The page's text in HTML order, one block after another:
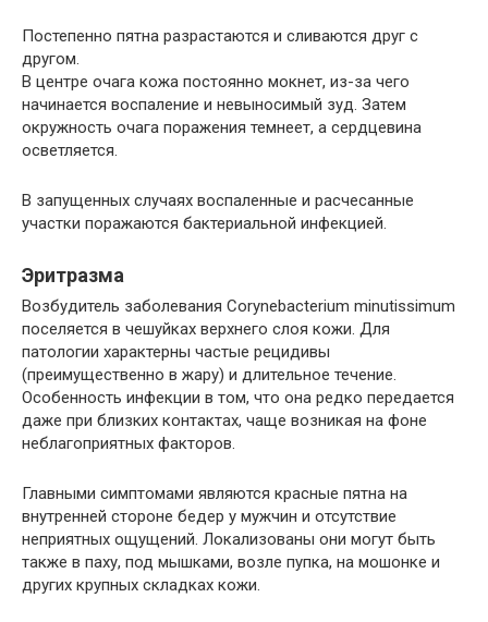
Постепенно пятна разрастаются и сливаются друг с
другом.
В центре очага кожа постоянно мокнет, из-за чего
начинается воспаление и невыносимый зуд. Затем
окружность очага поражения темнеет, а сердцевина
осветляется.
В запущенных случаях воспаленные и расчесанные
участки поражаются бактериальной инфекцией.
Эритразма
Возбудитель заболевания Corynebacterium minutissimum
поселяется в чешуйках верхнего слоя кожи. Для
патологии характерны частые рецидивы
(преимущественно в жару) и длительное течение.
Особенность инфекции в том, что она редко передается
даже при близких контактах, чаще возникая на фоне
неблагоприятных факторов.
Главными симптомами являются красные пятна на
внутренней стороне бедер у мужчин и отсутствие
неприятных ощущений. Локализованы они могут быть
также в паху, под мышками, возле пупка, на мошонке и
других крупных складках кожи.